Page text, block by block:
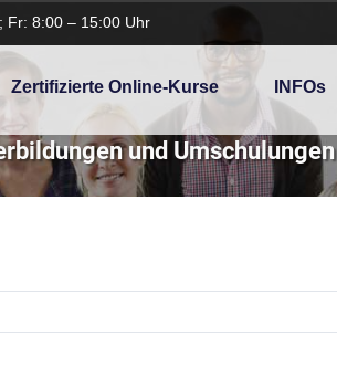
Fr: 8:00 – 15:00 Uhr
Zertifizierte Online-Kurse INFOs
und